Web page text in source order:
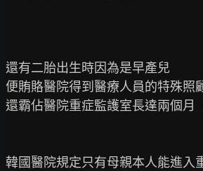
還有二胎出生時因為是早產兒
便賄賂醫院得到醫療人員的特殊照
還霸佔醫院重症監護室長達兩個月
韓國醫院規定只有母親本人能進入